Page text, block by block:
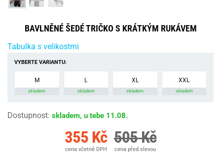
BAVLNĚNÉ ŠEDÉ TRIČKO S KRÁTKÝM RUKÁVEM
Tabulka s velikostmi
VYBERTE VARIANTU:
M
skladem
L
skladem
XL
skladem
XXL
skladem
Dostupnost: skladem, u tebe 11.08.
355 Kč
cena včetně DPH
505 Kč
cena před slevou